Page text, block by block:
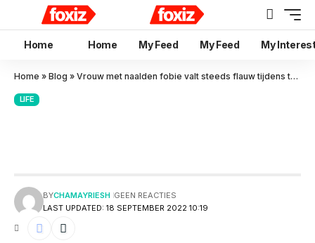
Home Home My Feed My Feed My
Home » Blog » Vrouw met naalden fobie valt steeds flauw tijdens tatoeage
LIFE
LAST UPDATED: 18 SEPTEMBER 2022 10:19
BYCHAMAYRIESH GEEN REACTIES